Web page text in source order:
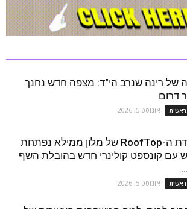
של רינה שנרב הי"ד: מצפה חדש נחנך
דרום
אוגוסט 5, 2026
מסעדת ה-RoofTop של מלון ממילא נפתחת
עם קונספט קולינרי חדש בהובלת השף
אוגוסט 5, 2026